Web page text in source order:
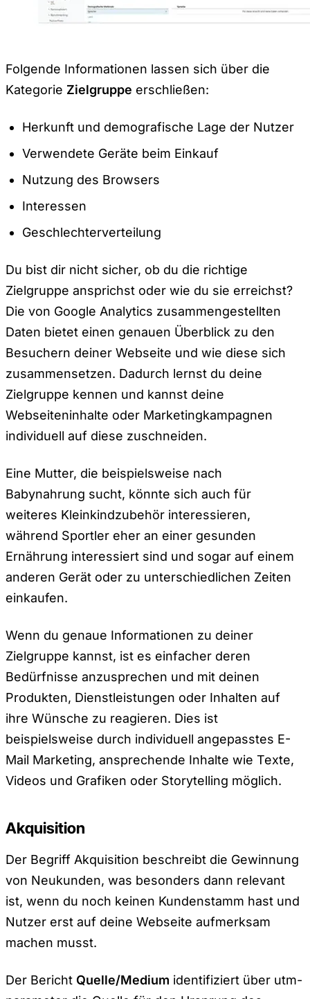
Folgende Informationen lassen sich über die
Kategorie Zielgruppe erschließen:
Herkunft und demografische Lage der Nutzer
Verwendete Geräte beim Einkauf
Nutzung des Browsers
Interessen
Geschlechterverteilung
Du bist dir nicht sicher, ob du die richtige
Zielgruppe ansprichst oder wie du sie erreichst?
Die von Google Analytics zusammengestellten
Daten bietet einen genauen Überblick zu den
Besuchern deiner Webseite und wie diese sich
zusammensetzen. Dadurch lernst du deine
Zielgruppe kennen und kannst deine
Webseiteninhalte oder Marketingkampagnen
individuell auf diese zuschneiden.
Eine Mutter, die beispielsweise nach
Babynahrung sucht, könnte sich auch für
weiteres Kleinkindzubehör interessieren,
während Sportler eher an einer gesunden
Ernährung interessiert sind und sogar auf einem
anderen Gerät oder zu unterschiedlichen Zeiten
einkaufen.
Wenn du genaue Informationen zu deiner
Zielgruppe kannst, ist es einfacher deren
Bedürfnisse anzusprechen und mit deinen
Produkten, Dienstleistungen oder Inhalten auf
ihre Wünsche zu reagieren. Dies ist
beispielsweise durch individuell angepasstes E-
Mail Marketing, ansprechende Inhalte wie Texte,
Videos und Grafiken oder Storytelling möglich.
Akquisition
Der Begriff Akquisition beschreibt die Gewinnung
von Neukunden, was besonders dann relevant
ist, wenn du noch keinen Kundenstamm hast und
Nutzer erst auf deine Webseite aufmerksam
machen musst.
Der Bericht Quelle/Medium identifiziert über utm-